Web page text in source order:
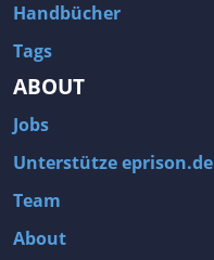
Handbücher
Tags
ABOUT
Jobs
Unterstütze eprison.de
Team
About